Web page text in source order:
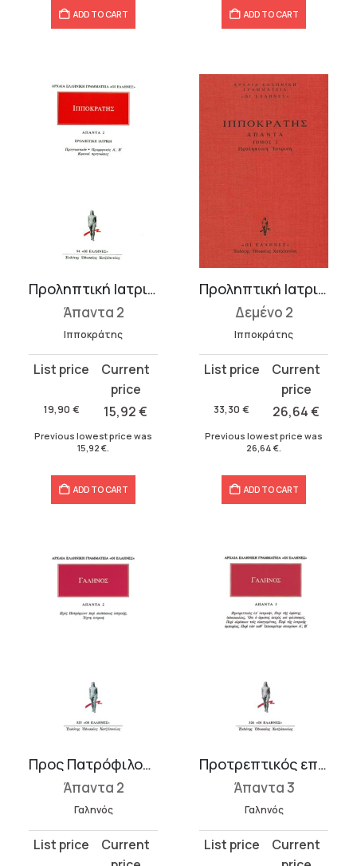
ADD TO CART ADD TO CART
Προληπτική Ιατρική: Προγνωστικόν, Προρρητικός Α΄-Β΄, Κωακαί προγν...
Άπαντα 2
Ιπποκράτης
19,90 €
Original
was:
15,92€
Current
Previous lowest price was
15,92 €
ADD TO CART
Προληπτική Ιατρική: Προγνωστικόν, Προρρητικός Α΄-Β΄, Κωακαί προγν...
Δεμένο 2
Ιπποκράτης
33,30 €
Original
was:
26,64€
Current
Previous lowest price was
26,64 €
ADD TO CART
Προς Πατρόφιλον περί συστάσεως ιατρικής, Τέχνη ιατρική
Άπαντα 2
Γαληνός
Original
Current
Προτρεπτικός επ’ ιατρικήν, Περί της αρίστης διδασκαλίας, Ότι ο άρ...
Άπαντα 3
Γαληνός
Original
Current